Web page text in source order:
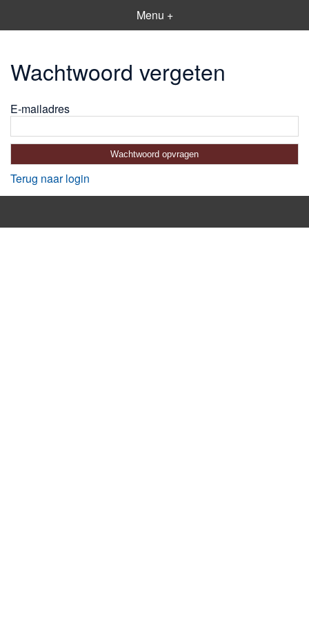
Menu +
Wachtwoord vergeten
E-mailadres
Terug naar login